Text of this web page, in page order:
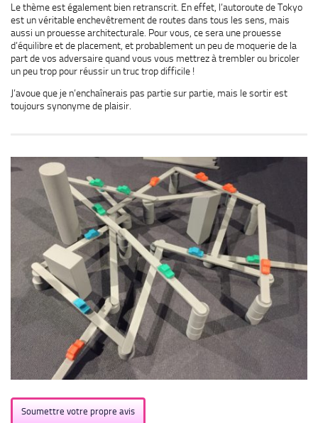
Le thème est également bien retranscrit. En effet, l’autoroute de Tokyo
est un véritable enchevêtrement de routes dans tous les sens, mais
aussi un prouesse architecturale. Pour vous, ce sera une prouesse
d’équilibre et de placement, et probablement un peu de moquerie de la
part de vos adversaire quand vous vous mettrez à trembler ou bricoler
un peu trop pour réussir un truc trop difficile !
J’avoue que je n’enchaînerais pas partie sur partie, mais le sortir est
toujours synonyme de plaisir.
Soumettre votre propre avis